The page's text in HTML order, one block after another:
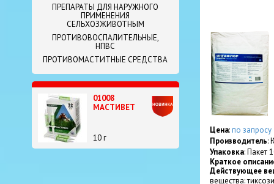
ПРЕПАРАТЫ ДЛЯ НАРУЖНОГО
ПРИМЕНЕНИЯ
СЕЛЬХОЗЖИВОТНЫМ
ПРОТИВОВОСПАЛИТЕЛЬНЫЕ,
НПВС
ПРОТИВОМАСТИТНЫЕ СРЕДСТВА
01008
МАСТИВЕТ
10 г
Цена:по запросу
Производитель:
Упаковка: Пакет
Краткое
Действующее
вещества: